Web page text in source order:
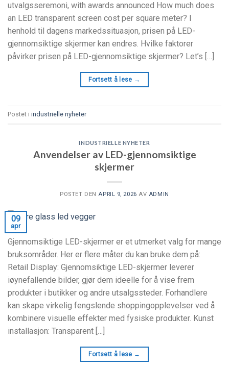
utvalgsseremoni, with awards announced How much does
an LED transparent screen cost per square meter? I
henhold til dagens markedssituasjon, prisen på LED-
gjennomsiktige skjermer kan endres. Hvilke faktorer
påvirker prisen på LED-gjennomsiktige skjermer? Let’s […]
Fortsett å lese →
Postet i industrielle nyheter
INDUSTRIELLE NYHETER
Anvendelser av LED-gjennomsiktige
skjermer
POSTET DENAPRIL 9, 2026 AV ADMIN
09
apr
Gjennomsiktige LED-skjermer er et utmerket valg for mange
bruksområder. Her er flere måter du kan bruke dem på:
Retail Display: Gjennomsiktige LED-skjermer leverer
iøynefallende bilder, gjør dem ideelle for å vise frem
produkter i butikker og andre utsalgssteder. Forhandlere
kan skape virkelig fengslende shoppingopplevelser ved å
kombinere visuelle effekter med fysiske produkter. Kunst
installasjon: Transparent […]
Fortsett å lese →